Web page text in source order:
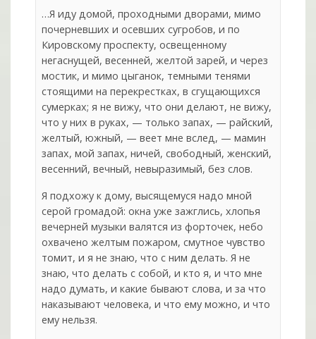
…Я иду домой, проходными дворами, мимо
почерневших и осевших сугробов, и по
Кировскому проспекту, освещенному
негаснущей, весенней, желтой зарей, и через
мостик, и мимо цыганок, темными тенями
стоящими на перекрестках, в сгущающихся
сумерках; я не вижу, что они делают, не вижу,
что у них в руках, — только запах, — райский,
желтый, южный, — веет мне вслед, — мамин
запах, мой запах, ничей, свободный, женский,
весенний, вечный, невыразимый, без слов.
Я подхожу к дому, высящемуся надо мной
серой громадой: окна уже зажглись, хлопья
вечерней музыки валятся из форточек, небо
охвачено желтым пожаром, смутное чувство
томит, и я не знаю, что с ним делать. Я не
знаю, что делать с собой, и кто я, и что мне
надо думать, и какие бывают слова, и за что
наказывают человека, и что ему можно, и что
ему нельзя.